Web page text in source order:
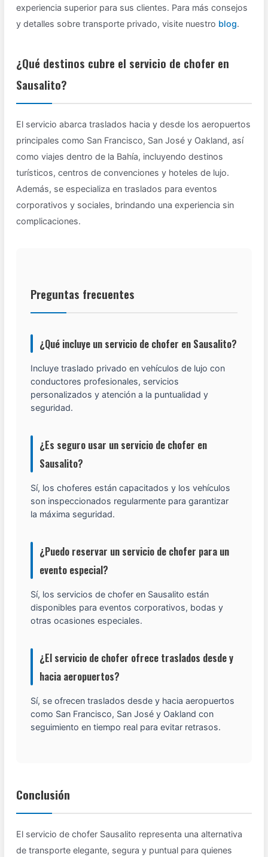
experiencia superior para sus clientes. Para más consejos
y detalles sobre transporte privado, visite nuestro blog.
¿Qué destinos cubre el servicio de chofer en
Sausalito?
El servicio abarca traslados hacia y desde los aeropuertos
principales como San Francisco, San José y Oakland, así
como viajes dentro de la Bahía, incluyendo destinos
turísticos, centros de convenciones y hoteles de lujo.
Además, se especializa en traslados para eventos
corporativos y sociales, brindando una experiencia sin
complicaciones.
Preguntas frecuentes
¿Qué incluye un servicio de chofer en Sausalito?
Incluye traslado privado en vehículos de lujo con
conductores profesionales, servicios
personalizados y atención a la puntualidad y
seguridad.
¿Es seguro usar un servicio de chofer en
Sausalito?
Sí, los choferes están capacitados y los vehículos
son inspeccionados regularmente para garantizar
la máxima seguridad.
¿Puedo reservar un servicio de chofer para un
evento especial?
Sí, los servicios de chofer en Sausalito están
disponibles para eventos corporativos, bodas y
otras ocasiones especiales.
¿El servicio de chofer ofrece traslados desde y
hacia aeropuertos?
Sí, se ofrecen traslados desde y hacia aeropuertos
como San Francisco, San José y Oakland con
seguimiento en tiempo real para evitar retrasos.
Conclusión
El servicio de chofer Sausalito representa una alternativa
de transporte elegante, segura y puntual para quienes